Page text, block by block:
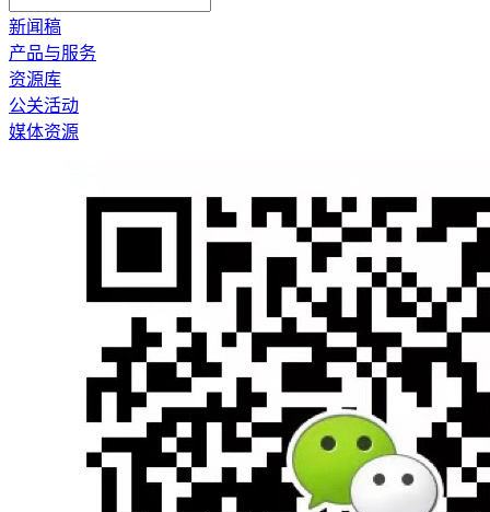
新闻稿
产品与服务
资源库
公关活动
媒体资源